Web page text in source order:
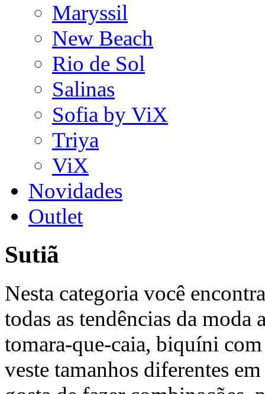
Maryssil
New Beach
Rio de Sol
Salinas
Sofia by ViX
Triya
ViX
Novidades
Outlet
Sutiã
Nesta categoria você
todas as tendências da
tomara-que-caia, biquíni
veste tamanhos diferentes